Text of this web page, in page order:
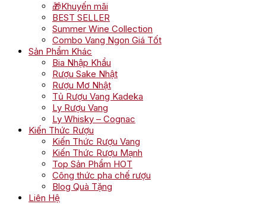
🎁Khuyến mãi
BEST SELLER
Summer Wine Collection
Combo Vang Ngon Giá Tốt
Sản Phẩm Khác
Bia Nhập Khẩu
Rượu Sake Nhật
Rượu Mơ Nhật
Tủ Rượu Vang Kadeka
Ly Rượu Vang
Ly Whisky – Cognac
Kiến Thức Rượu
Kiến Thức Rượu Vang
Kiến Thức Rượu Mạnh
Top Sản Phẩm HOT
Công thức pha chế rượu
Blog Quà Tặng
Liên Hệ